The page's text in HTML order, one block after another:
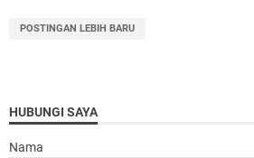
POSTINGAN LEBIH BARU
HUBUNGI SAYA
Nama